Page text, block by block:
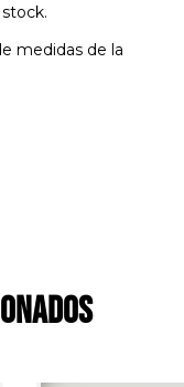
medidas de la